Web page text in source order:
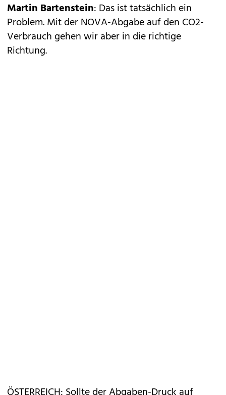
Martin Bartenstein: Das ist tatsächlich ein
Problem. Mit der NOVA-Abgabe auf den CO2-
Verbrauch gehen wir aber in die richtige
Richtung.